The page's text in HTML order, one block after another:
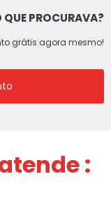
PROCURAVA?
grátis agora mesmo!
: